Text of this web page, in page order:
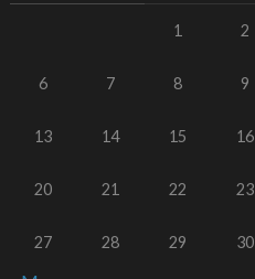
1 2
6 7 8 9
13 14 15 16
20 21 22 23
27 28 29 30